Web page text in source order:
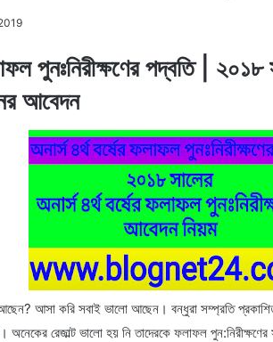
পুনঃনিরীক্ষণের পদ্বতি | ২০১৮
আবেদন
আসা করি সবাই ভালো আছেন। বন্ধুরা সম্প্রতি
। অনেকের রেজাল্ট ভালো হয় নিতাদেরকে ফলাফল